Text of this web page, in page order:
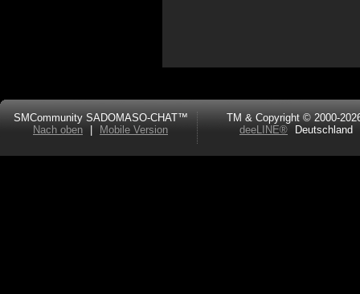
SMCommunity SADOMASO-CHAT™
Nach oben
Mobile Version
TM & Copyright © 2000-
deeLINE®
Deutschland